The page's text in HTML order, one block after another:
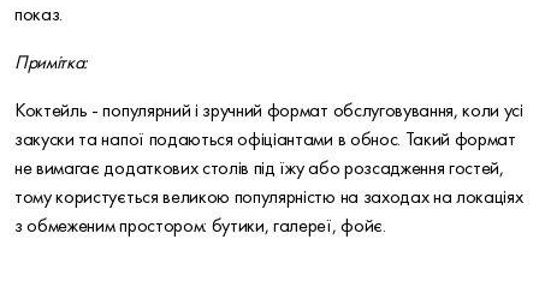
показ.
Примітка:
Коктейль - популярний і зручний формат обслуговування, коли усі
закуски та напої подаються офіціантами в обнос. Такий формат
не вимагає додаткових столів під їжу або розсадження гостей,
тому користується великою популярністю на заходах на локаціях
з обмеженим простором: бутики, галереї, фойє.